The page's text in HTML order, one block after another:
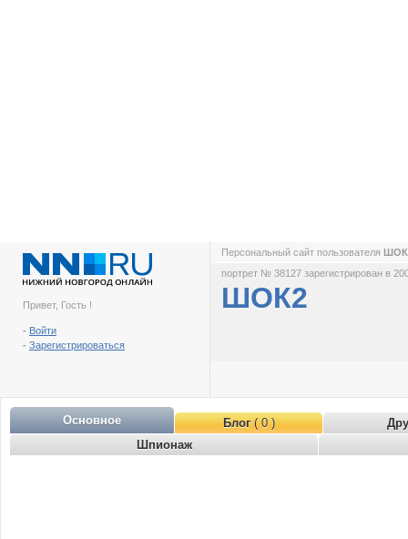
Привет, Гость !
- Войти
- Зарегистрироваться
Персональный сайт пользователя
портрет № 38127 зарегистрирован в
ШОК2
Основное Блог( 0 )
Шпионаж